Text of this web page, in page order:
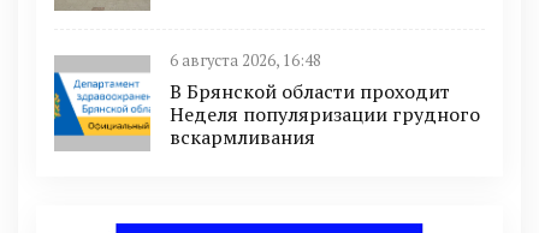
6 августа 2026, 16:48
В Брянской области проходит
Неделя популяризации грудного
вскармливания